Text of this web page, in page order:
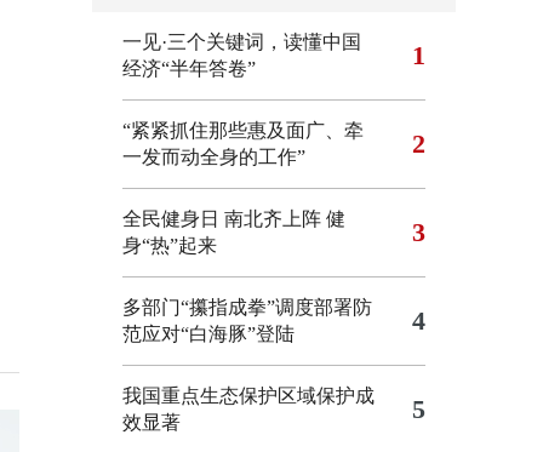
一见·三个关键词，读懂中国
经济“半年答卷”
1
“紧紧抓住那些惠及面广、牵
一发而动全身的工作”
2
全民健身日 南北齐上阵 健
身“热”起来
3
多部门“攥指成拳”调度部署防
范应对“白海豚”登陆
4
我国重点生态保护区域保护成
效显著
5